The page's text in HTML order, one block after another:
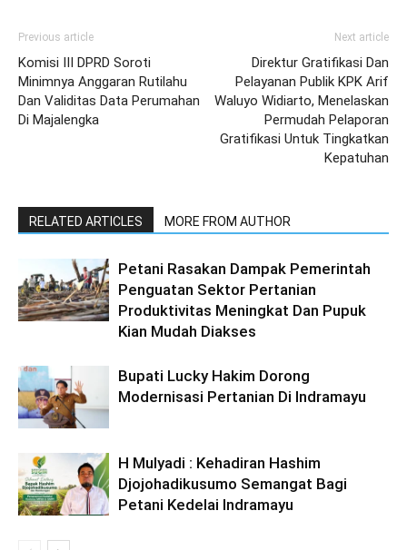
Previous article
Komisi III DPRD Soroti
Minimnya Anggaran Rutilahu
Dan Validitas Data Perumahan
Di Majalengka
Next article
Direktur Gratifikasi Dan
Pelayanan Publik KPK Arif
Waluyo Widiarto, Menelaskan
Permudah Pelaporan
Gratifikasi Untuk Tingkatkan
Kepatuhan
RELATED ARTICLES MORE FROM AUTHOR
Petani Rasakan Dampak Pemerintah
Penguatan Sektor Pertanian
Produktivitas Meningkat Dan Pupuk
Kian Mudah Diakses
Bupati Lucky Hakim Dorong
Modernisasi Pertanian Di Indramayu
H Mulyadi : Kehadiran Hashim
Djojohadikusumo Semangat Bagi
Petani Kedelai Indramayu